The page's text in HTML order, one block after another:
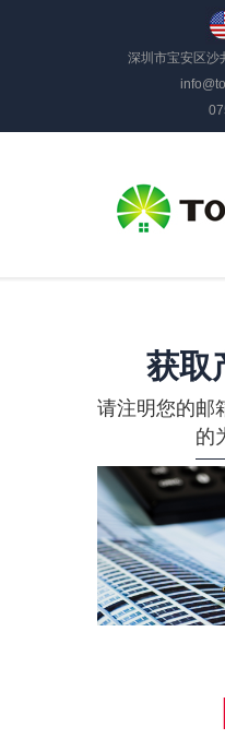
深圳市宝安区沙
获取
请注明您的邮
的